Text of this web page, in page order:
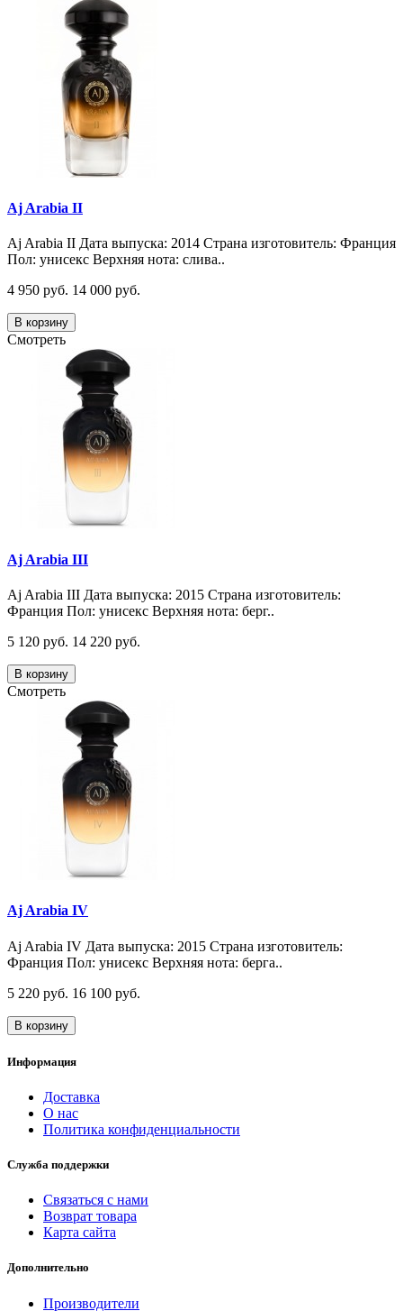
Aj Arabia II
Aj Arabia II Дата выпуска: 2014 Страна изготовитель: Франция
Пол: унисекс Верхняя нота: слива..
4 950 руб. 14 000 руб.
В корзину
Смотреть
Aj Arabia III
Aj Arabia III Дата выпуска: 2015 Страна изготовитель:
Франция Пол: унисекс Верхняя нота: берг..
5 120 руб. 14 220 руб.
В корзину
Смотреть
Aj Arabia IV
Aj Arabia IV Дата выпуска: 2015 Страна изготовитель:
Франция Пол: унисекс Верхняя нота: берга..
5 220 руб. 16 100 руб.
В корзину
Информация
Доставка
О нас
Политика конфиденциальности
Служба поддержки
Связаться с нами
Возврат товара
Карта сайта
Дополнительно
Производители